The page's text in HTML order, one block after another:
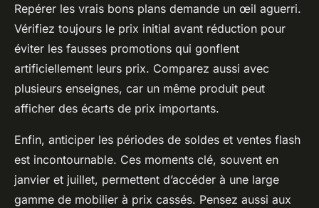
Repérer les vrais bons plans demande un œil aguerri.
Vérifiez toujours le prix initial avant réduction pour
éviter les fausses promotions qui gonflent
artificiellement leurs prix. Comparez aussi avec
plusieurs enseignes, car un même produit peut
afficher des écarts de prix importants.
Enfin, anticiper les périodes de soldes et ventes flash
est incontournable. Ces moments clé, souvent en
janvier et juillet, permettent d’accéder à une large
gamme de mobilier à prix cassés. Pensez aussi aux